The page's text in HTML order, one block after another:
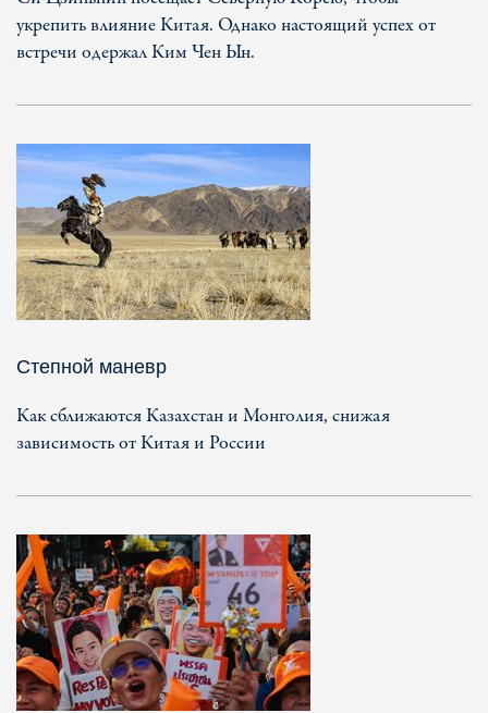
укрепить влияние Китая. Однако настоящий успех от
встречи одержал Ким Чен Ын.
Степной маневр
Как сближаются Казахстан и Монголия, снижая
зависимость от Китая и России